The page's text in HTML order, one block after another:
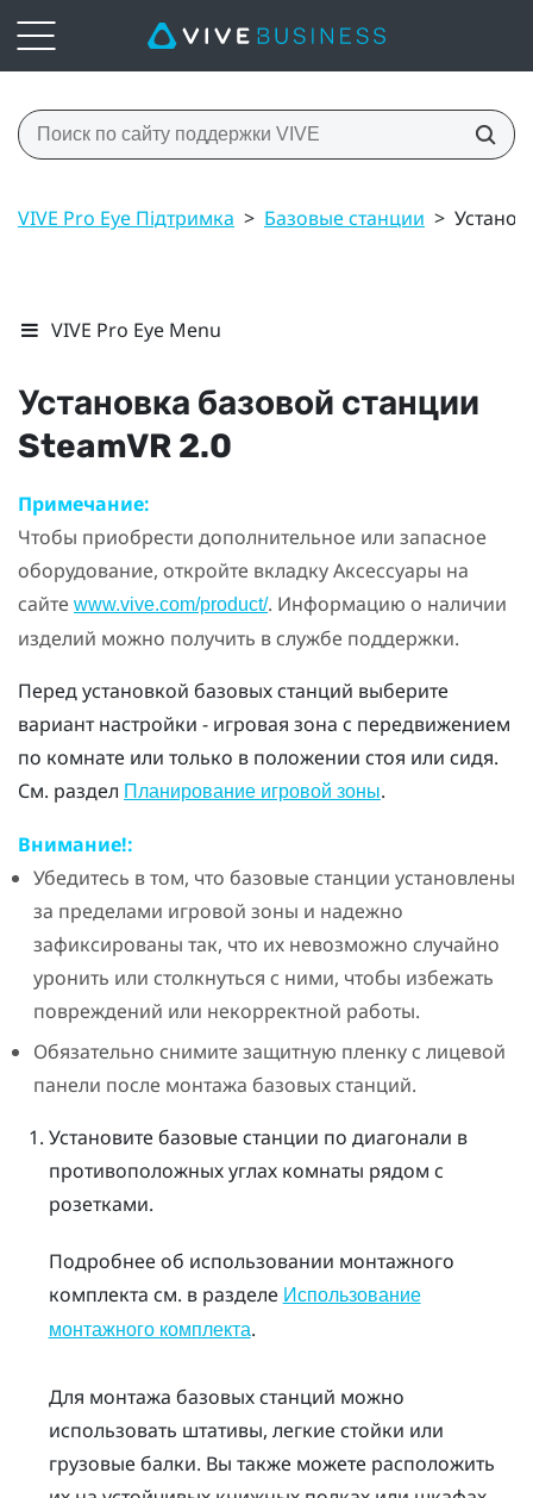
VIVE Pro Eye Підтримка > Базовые станции >
VIVE Pro Eye Menu
Установка базовой станции
SteamVR 2.0
Примечание:
Чтобы приобрести дополнительное или запасное
оборудование, откройте вкладку Аксессуары на
сайте www.vive.com/product/. Информацию о наличии
изделий можно получить в службе поддержки.
Перед установкой базовых станций выберите
вариант настройки - игровая зона с передвижением
по комнате или только в положении стоя или сидя.
См. раздел Планирование игровой зоны.
Внимание!:
Убедитесь в том, что базовые станции установлены
за пределами игровой зоны и надежно
зафиксированы так, что их невозможно случайно
уронить или столкнуться с ними, чтобы избежать
повреждений или некорректной работы.
Обязательно снимите защитную пленку с лицевой
панели после монтажа базовых станций.
Установите базовые станции по диагонали в
противоположных углах комнаты рядом с
розетками.
Подробнее об использовании монтажного
комплекта см. в разделе Использование
монтажного комплекта.
Для монтажа базовых станций можно
использовать штативы, легкие стойки или
грузовые балки. Вы также можете расположить